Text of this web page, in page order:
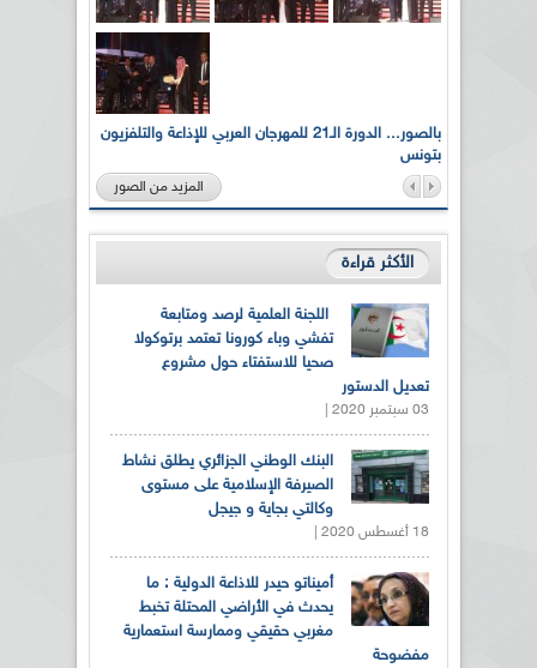
بالصور... الدورة الـ21 للمهرجان العربي للإذاعة والتلفزيون
بتونس
المزيد من الصور
الأكثر قراءة
اللجنة العلمية لرصد ومتابعة
تفشي وباء كورونا تعتمد برتوكولا
صحيا للاستفتاء حول مشروع
تعديل الدستور
03 سبتمبر 2020 |
البنك الوطني الجزائري يطلق نشاط
الصيرفة الإسلامية على مستوى
وكالتي بجاية و جيجل
18 أغسطس 2020 |
أميناتو حيدر للاذاعة الدولية : ما
يحدث في الأراضي المحتلة تخبط
مغربي حقيقي وممارسة استعمارية
مفضوحة